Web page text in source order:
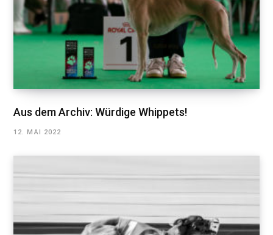
Aus dem Archiv: Würdige Whippets!
12. MAI 2022